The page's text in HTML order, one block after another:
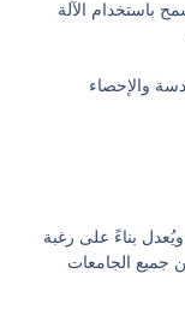
والإحصاء
جميع الجامعات